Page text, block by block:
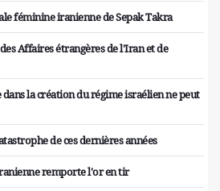
féminine iranienne de Sepak Takra
Affaires étrangères de l'Iran et de
la création du régime israélien ne peut
de ces dernières années
remporte l'or en tir